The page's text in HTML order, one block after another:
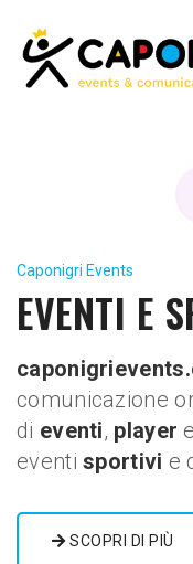
Caponigri Events
EVENTI E
comunicazione
di eventi, player
eventisportivi e
SCOPRI DI PIÙ